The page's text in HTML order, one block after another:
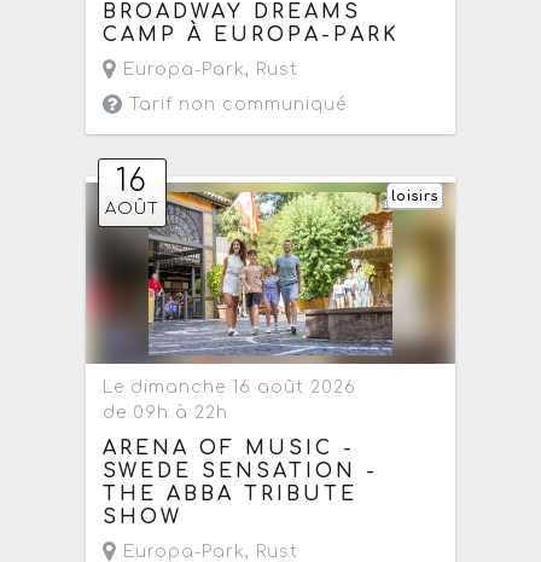
BROADWAY DREAMS
CAMP À EUROPA-PARK
Europa-Park, Rust
Tarif non communiqué
16
AOÛT
loisirs
Le dimanche 16 août 2026
de 09h à 22h
ARENA OF MUSIC -
SWEDE SENSATION -
THE ABBA TRIBUTE
SHOW
Europa-Park, Rust